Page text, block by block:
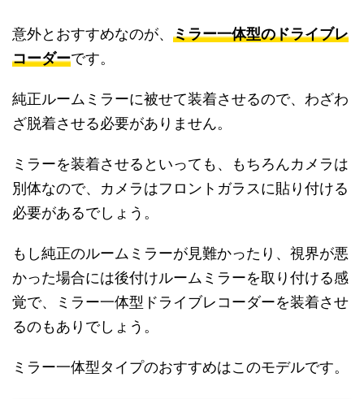
意外とおすすめなのが、 ミラー一体型のドライブレ
コーダーです。
純正ルームミラーに被せて装着させるので、わざわ
ざ脱着させる必要がありません。
ミラーを装着させるといっても、もちろんカメラは
別体なので、カメラはフロントガラスに貼り付ける
必要があるでしょう。
もし純正のルームミラーが見難かったり、視界が悪
かった場合には後付けルームミラーを取り付ける感
覚で、ミラー一体型ドライブレコーダーを装着させ
るのもありでしょう。
ミラー一体型タイプのおすすめはこのモデルです。